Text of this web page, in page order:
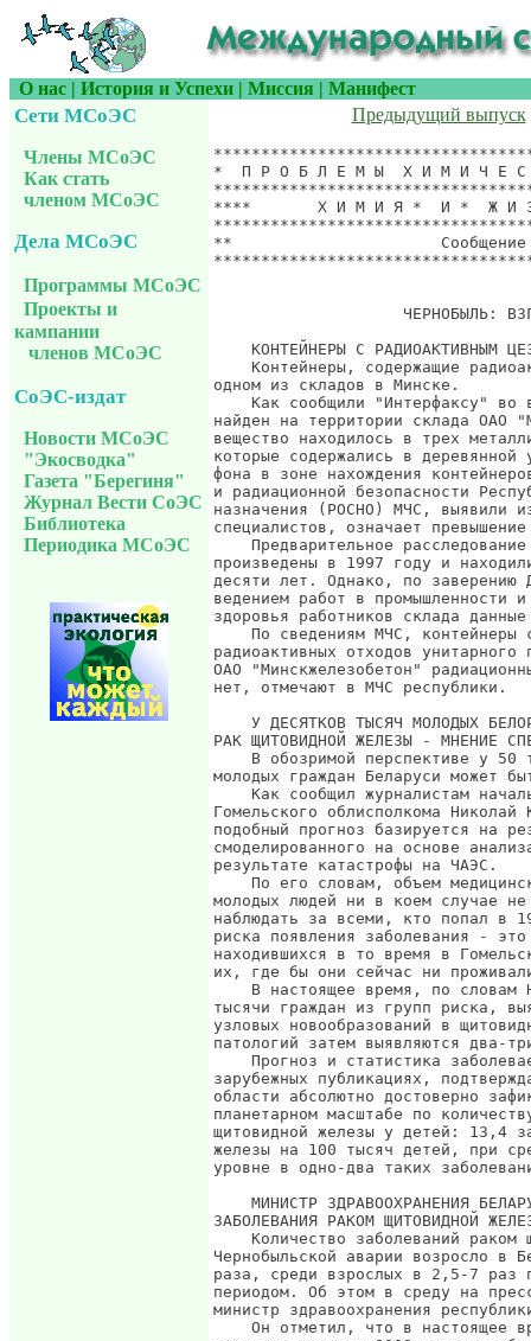
О нас | История и Успехи | Миссия | Манифест
Сети МСоЭС
Члены МСоЭС
Как стать
членом МСоЭС
Дела МСоЭС
Программы МСоЭС
Проекты и
кампании
членов МСоЭС
СоЭС-издат
Новости МСоЭС
"Экосводка"
Газета "Берегиня"
Журнал Вести СоЭС
Библиотека
Периодика МСоЭС
Предыдущий выпуск
*******************************************************************
*  П Р О Б Л Е М Ы  Х И М И Ч Е С К О Й  Б Е З О П А С Н О С Т И  *
*******************************************************************
****       Х И М И Я *  И *  Ж И З Н Ь              ***************
*******************************************************************
**                      Сообщение UCS-INFO.864, 25 апреля 2002 г. *
*******************************************************************
                                          К Дню Чернобыля 26 апреля

                    ЧЕРНОБЫЛЬ: ВЗГЛЯД ИЗ БЕЛАРУСИ

    КОНТЕЙНЕРЫ С РАДИОАКТИВНЫМ ЦЕЗИЕМ ОБНАРУЖЕНЫ В МИНСКЕ
    Контейнеры, содержащие радиоактивный цезий, обнаружены на
одном из складов в Минске.
    Как сообщили "Интерфаксу" во вторник в МЧС Беларуси, цезий-137
найден на территории склада ОАО "Минскжелезобетон". Радиоактивное
вещество находилось в трех металлических капсулах овальной формы,
которые содержались в деревянной упаковке. Замеры радиационного
фона в зоне нахождения контейнеров, проведенные отделением химической
и радиационной безопасности Республиканского отряда специального
назначения (РОСНО) МЧС, выявили излучение 20 мкР/ч, что, по сведениям
специалистов, означает превышение допустимого уровня в 8 раз.
    Предварительное расследование показало, что контейнеры с цезием-137
произведены в 1997 году и находились на территории склада не менее
десяти лет. Однако, по заверению Департамента по надзору за безопасным
ведением работ в промышленности и атомной энергетике МЧС, "угрозы для
здоровья работников склада данные контейнеры с цезием не представляли".
    По сведениям МЧС, контейнеры сданы для утилизации в цех захоронения
радиоактивных отходов унитарного предприятия "Экорес". На территории
ОАО "Минскжелезобетон" радиационный фон находится в норме, пострадавших
нет, отмечают в МЧС республики.

    У ДЕСЯТКОВ ТЫСЯЧ МОЛОДЫХ БЕЛОРУСОВ В ПЕРСПЕКТИВЕ ВОЗМОЖЕН
РАК ЩИТОВИДНОЙ ЖЕЛЕЗЫ - МНЕНИЕ СПЕЦИАЛИСТА
    В обозримой перспективе у 50 тысяч теперешних подростков и
молодых граждан Беларуси может быть обнаружен рак щитовидной железы.
    Как сообщил журналистам начальник управления охраны здоровья
Гомельского облисполкома Николай Крысенко на встрече с журналистами,
подобный прогноз базируется на результатах расчета риска заболевания,
смоделированного на основе анализа радиоактивных доз, полученных в
результате катастрофы на ЧАЭС.
    По его словам, объем медицинского обследования подростков и
молодых людей ни в коем случае не может быть сокращен. "Необходимо
наблюдать за всеми, кто попал в 1986 году в группы наибольшего
риска появления заболевания - это примерно полмиллиона человек,
находившихся в то время в Гомельской области, и ежегодно обследовать
их, где бы они сейчас ни проживали", утверждает специалист.
    В настоящее время, по словам Н.Крысенко, при обследовании
тысячи граждан из групп риска, выявляется в среднем 100 случаев
узловых новообразований в щитовидной железе. Из этого числа
патологий затем выявляются два-три случая рака железы.
    Прогноз и статистика заболеваемости, называемый и в
зарубежных публикациях, подтверждает, что в Гомельской
области абсолютно достоверно зафиксировано первенство в
планетарном масштабе по количеству уже случившихся патологий
щитовидной железы у детей: 13,4 заболеваний раком щитовидной
железы на 100 тысяч детей, при среднестатистическом мировом
уровне в одно-два таких заболевания на миллион детей.

    МИНИСТР ЗДРАВООХРАНЕНИЯ БЕЛАРУСИ ПРОГНОЗИРУЕТ РОСТ ЧИСЛА
ЗАБОЛЕВАНИЯ РАКОМ ЩИТОВИДНОЙ ЖЕЛЕЗЫ У НАСЕЛЕНИЯ РЕСПУБЛИКИ
    Количество заболеваний раком щитовидной железы после
Чернобыльской аварии возросло в Беларуси среди детей в 33,6
раза, среди взрослых в 2,5-7 раз по сравнению с доаварийным
периодом. Об этом в среду на пресс-конференции в Минске заявил
министр здравоохранения республики Владислав Остапенко.
    Он отметил, что в настоящее время в Беларуси
зарегистрировано 8602 случая заболевания раком щитовидной
железы, в том числе у 617 детей и 7544 взрослых. При этом к
так называемому радиационноиндуцированному раку относятся
1670 случаев.
    По прогнозу министра, раком щитовидной железы в республике
в предстоящие годы может заболеть еще 12500 человек,
которым на момент аварии не исполнилось 18 лет.

    СПЕЦИАЛИСТЫ НАЦИОНАЛЬНОЙ КОМИССИИ ПО РАДИАЦИОННОЙ ЗАЩИТЕ
ОБЕСПОКОЕНЫ ПОСЛЕДСТВИЯМИ АВАРИИ НА ЧЕРНОБЫЛЬСКОЙ АЭС
    Выработка научного обоснования решений для ведения
мероприятий по радиационной защите населения является
основной задачей Национальной комиссии Беларуси по радиационной
защите при Совете министров. Об этом в ходе пресс-конференции в
Минске в среду сообщил председатель комиссии Яков Кенигсберг.
    Он отметил, что основные усилия комиссии направлены не
только на минимизацию последствий аварии на Чернобыльской
АЭС, но и на решение других аспектов влияния ионизирующего
излучения на организм человека.
    В частности,